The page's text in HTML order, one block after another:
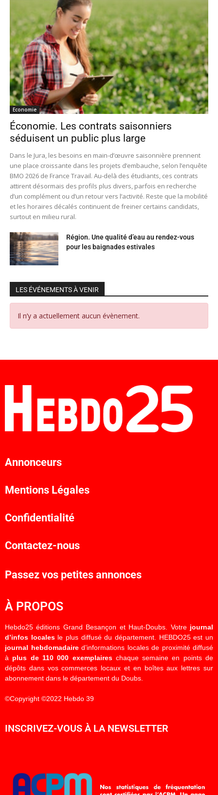
Economie
Économie. Les contrats saisonniers
séduisent un public plus large
Dans le Jura, les besoins en main-d’œuvre saisonnière prennent
une place croissante dans les projets d’embauche, selon l’enquête
BMO 2026 de France Travail. Au-delà des étudiants, ces contrats
attirent désormais des profils plus divers, parfois en recherche
d’un complément ou d’un retour vers l’activité. Reste que la mobilité
et les horaires décalés continuent de freiner certains candidats,
surtout en milieu rural.
Région. Une qualité d’eau au rendez-vous
pour les baignades estivales
LES ÉVÉNEMENTS À VENIR
Il n’y a actuellement aucun évènement.
Annonceurs
Mentions Légales
Confidentialité
Contactez-nous
Passez vos petites annonces
À PROPOS
Hebdo25 éditions Grand Besançon et Haut-Doubs. Votre journal
d’infos localesle plus diffusé du département. HEBDO25 est un
journal hebdomadaired’informations locales de proximité diffusé
à plus de 110 000 exemplaireschaque semaine en points de
dépôts dans vos commerces locaux et en boîtes aux lettres sur
abonnement dans le département du Doubs.
©Copyright ©2022 Hebdo 39
INSCRIVEZ-VOUS À LA NEWSLETTER